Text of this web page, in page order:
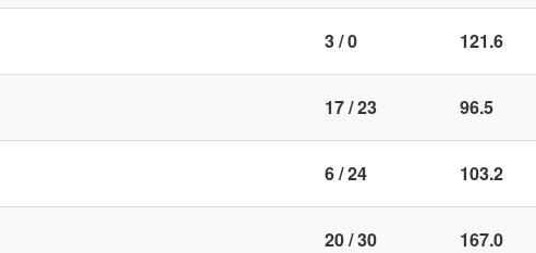
3 / 0 121.6
17 / 23 96.5
6 / 24 103.2
20 / 30 167.0